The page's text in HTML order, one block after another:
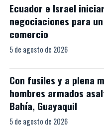
Ecuador e Israel
negociaciones para
comercio
5 de agosto de 2026
Con fusiles y a plena
hombres armados
Bahía, Guayaquil
5 de agosto de 2026